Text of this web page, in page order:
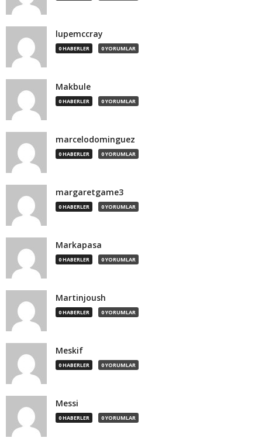
lupemccray
0 HABERLER 0 YORUMLAR
Makbule
0 HABERLER 0 YORUMLAR
marcelodominguez
0 HABERLER 0 YORUMLAR
margaretgame3
0 HABERLER 0 YORUMLAR
Markapasa
0 HABERLER 0 YORUMLAR
Martinjoush
0 HABERLER 0 YORUMLAR
Meskif
0 HABERLER 0 YORUMLAR
Messi
0 HABERLER 0 YORUMLAR